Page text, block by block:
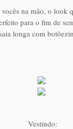
na mão, o look
para o fim de
longa com
Vestindo: